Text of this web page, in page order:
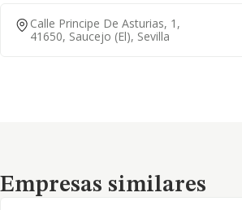
Calle Principe De Asturias, 1,
41650, Saucejo (el), Sevilla
Empresas similares
Empresas similares